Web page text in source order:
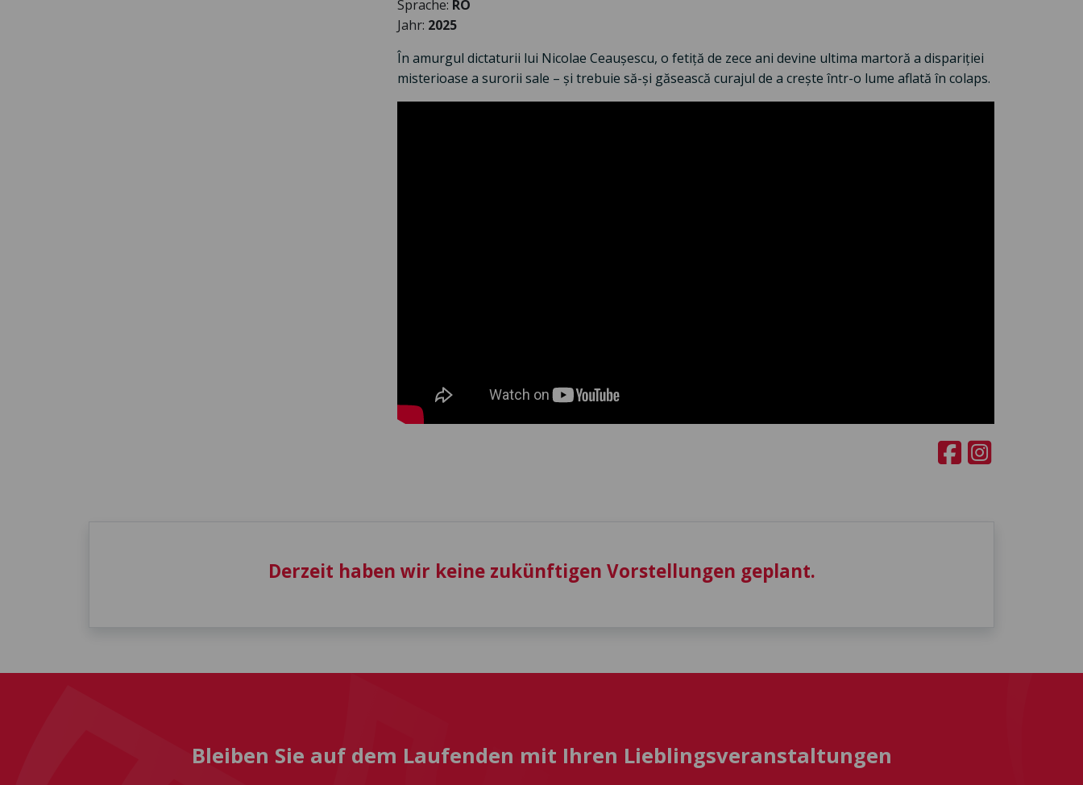
Sprache: RO
Jahr: 2025
În amurgul dictaturii lui Nicolae Ceaușescu, o fetiță de zece ani devine ultima martoră a dispariției
misterioase a surorii sale – și trebuie să-și găsească curajul de a crește într-o lume aflată în colaps.
Derzeit haben wir keine zukünftigen Vorstellungen geplant.
Bleiben Sie auf dem Laufenden mit Ihren Lieblingsveranstaltungen